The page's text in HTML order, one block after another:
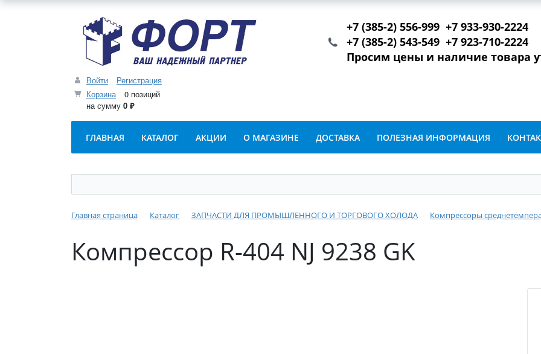
Войти
Регистрация
Корзина
0 позиций
на сумму 0 ₽
+7 (385-2) 556-999 +7 933-930-2224
+7 (385-2) 543-549 +7 923-710-2224
Просим цены и наличие товара
ГЛАВНАЯ КАТАЛОГ АКЦИИ О МАГАЗИНЕ ДОСТАВКА ПОЛЕЗНАЯ ИНФОРМАЦИЯ
Главная страница Каталог ЗАПЧАСТИ ДЛЯ ПРОМЫШЛЕННОГО И ТОРГОВОГО ХОЛОДА Компрессоры
Компрессор R-404 NJ 9238 GK